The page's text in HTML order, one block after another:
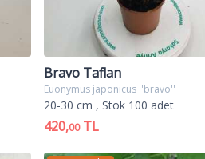
Bravo Taflan
Euonymus japonicus ''bravo''
20-30 cm , Stok 100 adet
420,00TL